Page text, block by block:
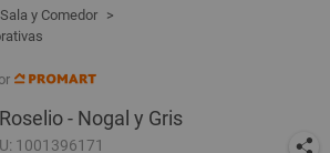
Sala y Comedor
- Nogal y Gris
1001396171